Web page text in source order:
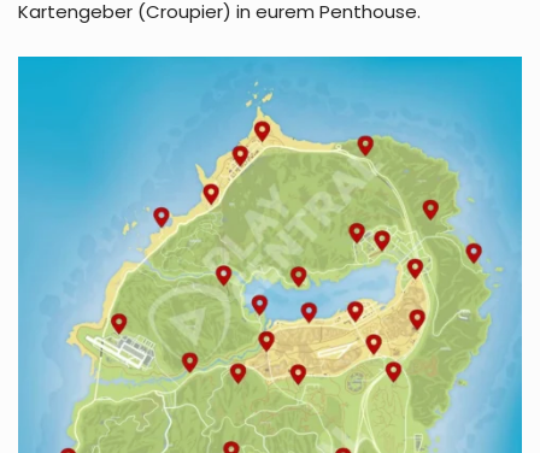
Kartengeber (Croupier) in eurem Penthouse.